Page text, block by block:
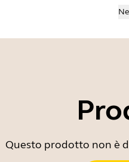
Questo prodotto non è